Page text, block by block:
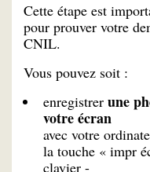
Cette étape est
pour prouver votre
CNIL.
Vous pouvez soit :
enregistrer une
votre écran
avec votre
la touche « impr
clavier -